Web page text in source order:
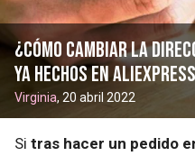
¿Cómo cambiar la
ya hechos en
Virginia, 20 abril 2022
Si tras hacer un pedido